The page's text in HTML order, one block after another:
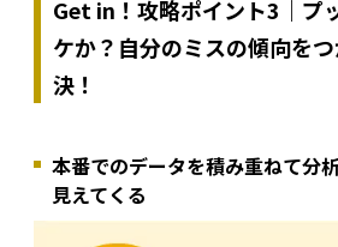
Get in！攻略ポイント3｜プ
ケか？自分のミスの傾向を
決！
本番でのデータを積み重ねて分
見えてくる